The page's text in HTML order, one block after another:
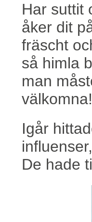
Har suttit
åker dit
fräscht
så himla
man
välkomna!
Igår
influenser,
De hade